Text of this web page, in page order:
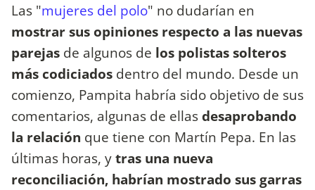
Las "mujeres del polo" no dudarían en
mostrar sus opiniones respecto a las nuevas
parejas de algunos de los polistas solteros
más codiciados dentro del mundo. Desde un
comienzo, Pampita habría sido objetivo de sus
comentarios, algunas de ellasdesaprobando
la relación que tiene con Martín Pepa. En las
últimas horas, ytras una nueva
reconciliación, habrían mostrado sus garras